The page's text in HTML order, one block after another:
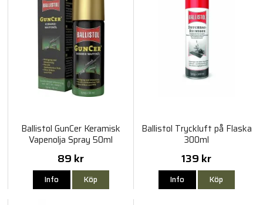
Ballistol GunCer Keramisk
Vapenolja Spray 50ml
89 kr
Info Köp
Ballistol Tryckluft på Flaska
300ml
139 kr
Info Köp